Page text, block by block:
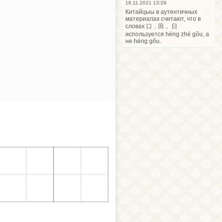
18.11.2021 13:29
Китайцыы в аутентичных
материалах считают, что в
словах 口，田， 日
используется héng zhé gõu, а
не héng gõu.